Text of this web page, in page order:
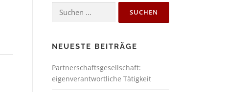
NEUESTE BEITRÄGE
Partnerschaftsgesellschaft:
eigenverantwortliche Tätigkeit